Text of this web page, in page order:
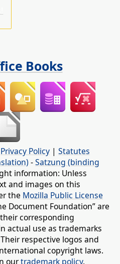
Books
Privacy Policy | Statutes
-Satzung (binding
information: Unless
and images on this
the Mozilla Public License
Document Foundation” are
corresponding
actual use as trademarks
respective logos and
copyright laws.
ourtrademark policy.